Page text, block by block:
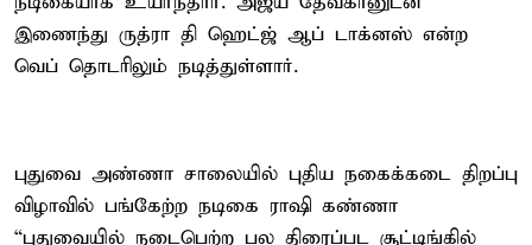
இணைந்து ருத்ரா தி ஹெட்ஜ் ஆப் டாக்னஸ் என்ற
வெப் தொடரிலும் நடித்துள்ளார்.
புதுவை அண்ணா சாலையில் புதிய நகைக்கடை திறப்பு
விழாவில் பங்கேற்ற நடிகை ராஷி கண்ணா
“புதுவையில் நடைபெற்ற பல திரைப்பட சூட்டிங்கில்